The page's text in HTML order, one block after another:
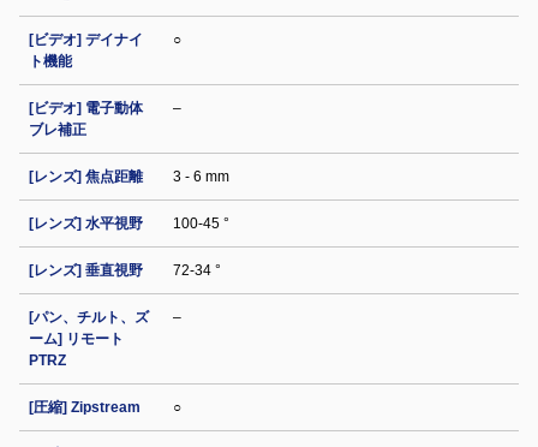
[ビデオ] デイナイ
ト機能
○
[ビデオ] 電子動体
ブレ補正
–
[レンズ] 焦点距離 3 - 6 mm
[レンズ] 水平視野 100-45 °
[レンズ] 垂直視野 72-34 °
[パン、チルト、ズ
ーム] リモート
PTRZ
–
[圧縮] Zipstream ○